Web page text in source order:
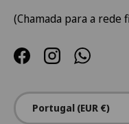
(Chamada para a rede
FacebookInstagramWhatsApp
País/Região
Portugal (EUR €)